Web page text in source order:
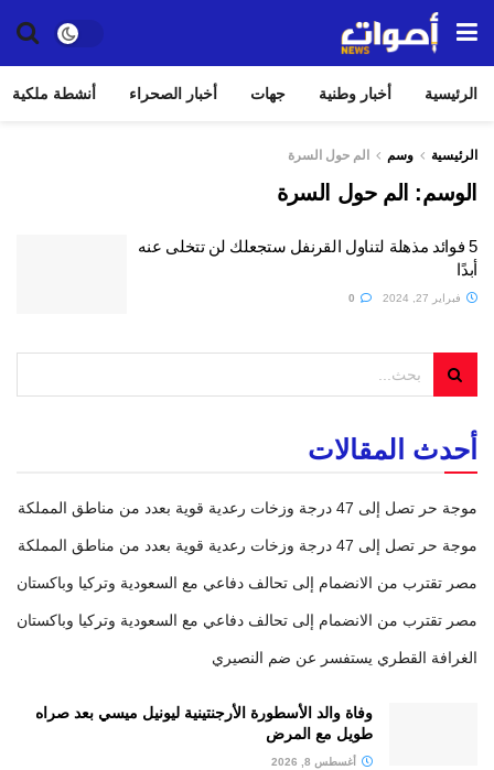
الرئيسية أخبار وطنية جهات أخبار الصحراء أنشطة ملكية
الرئيسية وسم الم حول السرة
الوسم: الم حول السرة
5 فوائد مذهلة لتناول القرنفل ستجعلك لن تتخلى عنه
أبدًا
فبراير 27, 2024
أحدث المقالات
موجة حر تصل إلى 47 درجة وزخات رعدية قوية بعدد من مناطق المملكة
موجة حر تصل إلى 47 درجة وزخات رعدية قوية بعدد من مناطق المملكة
مصر تقترب من الانضمام إلى تحالف دفاعي مع السعودية وتركيا وباكستان
مصر تقترب من الانضمام إلى تحالف دفاعي مع السعودية وتركيا وباكستان
الغرافة القطري يستفسر عن ضم النصيري
وفاة والد الأسطورة الأرجنتينية ليونيل ميسي بعد صراه
طويل مع المرض
أغسطس 8, 2026